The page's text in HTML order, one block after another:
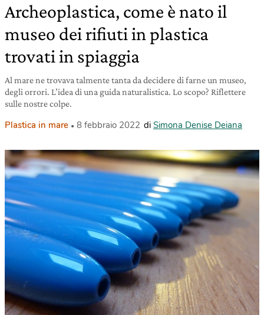
Archeoplastica, come è nato il
museo dei rifiuti in plastica
trovati in spiaggia
Al mare ne trovava talmente tanta da decidere di farne un museo,
degli orrori. L’idea di una guida naturalistica. Lo scopo? Riflettere
sulle nostre colpe.
Plastica in mare 8 febbraio 2022 di Simona Denise Deiana